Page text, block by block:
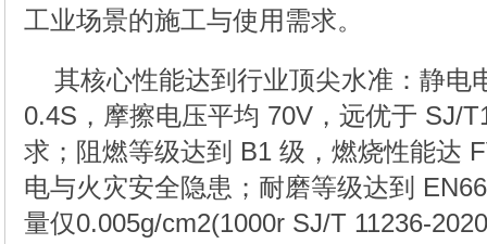
工业场景的施工与使用需求。
其核心性能达到行业顶尖水准：静电
0.4S，摩擦电压平均 70V，远优于 SJ/
求；阻燃等级达到 B1 级，燃烧性能达
电与火灾安全隐患；耐磨等级达到
量仅0.005g/cm2(1000r SJ/T 11236-